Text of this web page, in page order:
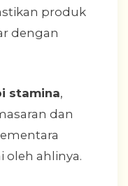
produk
dengan
stamina,
dan
oleh ahlinya.